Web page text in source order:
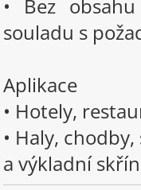
• Bez
souladu s
Aplikace
• Hotely,
• Haly,
a výkladní